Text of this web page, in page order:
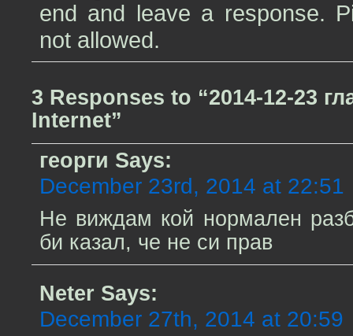
end and leave a response.
not allowed.
3 Responses to “2014-12-23
Internet”
георги Says:
December 23rd, 2014 at 22:51
Не виждам кой нормален
би казал, че не си прав
Neter Says:
December 27th, 2014 at 20:59